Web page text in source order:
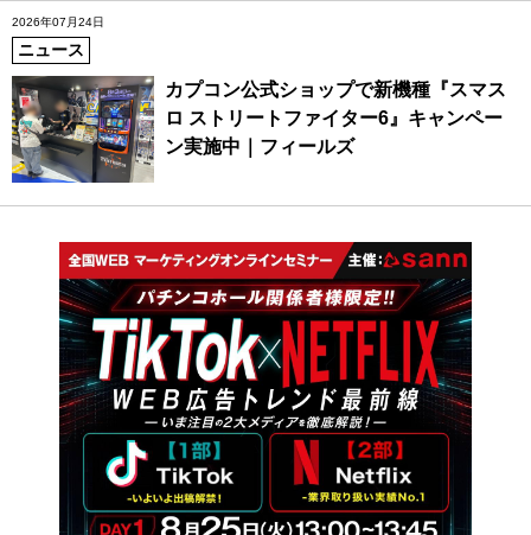
2026年07月24日
ニュース
カプコン公式ショップで新機種『スマス
ロ ストリートファイター6』キャンペー
ン実施中｜フィールズ